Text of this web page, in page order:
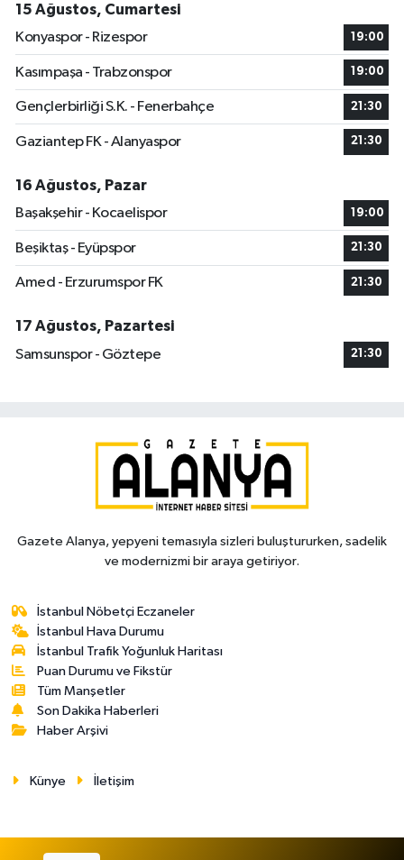
15 Ağustos, Cumartesi
Konyaspor - Rizespor
19:00
Kasımpaşa - Trabzonspor 19:00
Gençlerbirliği S.K. - Fenerbahçe 21:30
Gaziantep FK - Alanyaspor 21:30
16 Ağustos, Pazar
Başakşehir - Kocaelispor
19:00
Beşiktaş - Eyüpspor 21:30
Amed - Erzurumspor FK 21:30
17 Ağustos, Pazartesi
Samsunspor - Göztepe
21:30
Gazete Alanya, yepyeni temasıyla sizleri buluştururken, sadelik
ve modernizmi bir araya getiriyor.
İstanbul Nöbetçi Eczaneler
İstanbul Hava Durumu
İstanbul Trafik Yoğunluk Haritası
Puan Durumu ve Fikstür
Tüm Manşetler
Son Dakika Haberleri
Haber Arşivi
Künye İletişim